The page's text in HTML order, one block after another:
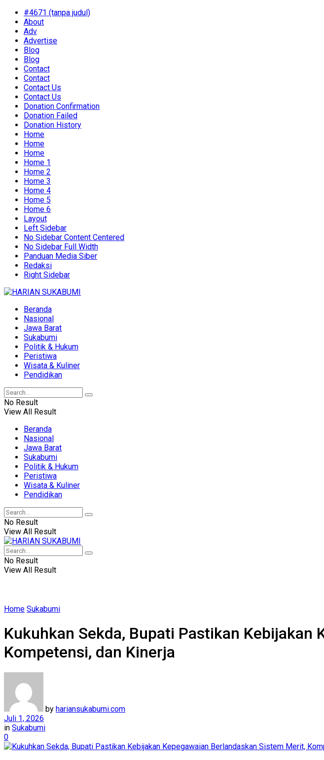
#4671 (tanpa judul)
About
Adv
Advertise
Blog
Blog
Contact
Contact
Contact Us
Contact Us
Donation Confirmation
Donation Failed
Donation History
Home
Home
Home
Home 1
Home 2
Home 3
Home 4
Home 5
Home 6
Layout
Left Sidebar
No Sidebar Content Centered
No Sidebar Full Width
Panduan Media Siber
Redaksi
Right Sidebar
Beranda
Nasional
Jawa Barat
Sukabumi
Politik & Hukum
Peristiwa
Wisata & Kuliner
Pendidikan
No Result
View All Result
Beranda
Nasional
Jawa Barat
Sukabumi
Politik & Hukum
Peristiwa
Wisata & Kuliner
Pendidikan
No Result
View All Result
No Result
View All Result
Home Sukabumi
Kukuhkan Sekda, Bupati Pastikan
Kompetensi, dan Kinerja
by hariansukabumi.com
Juli 1, 2026
in Sukabumi
0